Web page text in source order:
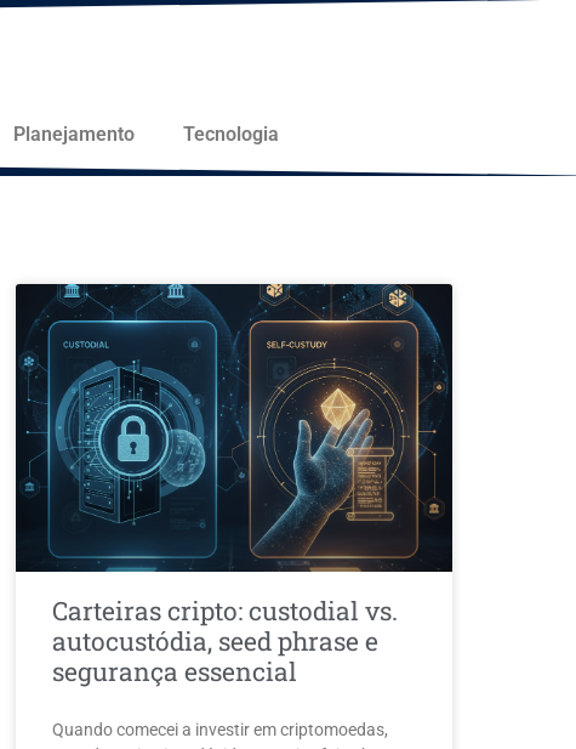
Planejamento Tecnologia
Carteiras cripto: custodial vs.
autocustódia, seed phrase e
segurança essencial
Quando comecei a investir em criptomoedas,